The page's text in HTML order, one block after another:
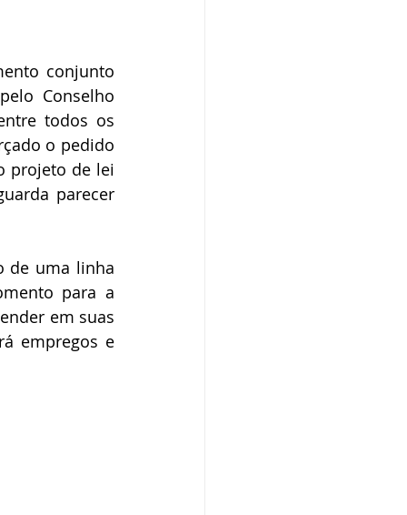
conjunto
Conselho
todos os
o pedido
projeto de lei
parecer
de uma linha
para a
em suas
empregos e